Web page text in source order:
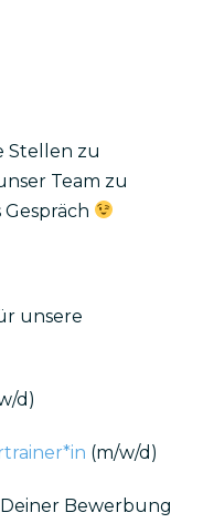
Stellen zu
Team zu
unsere
d)
(m/w/d)
Bewerbung